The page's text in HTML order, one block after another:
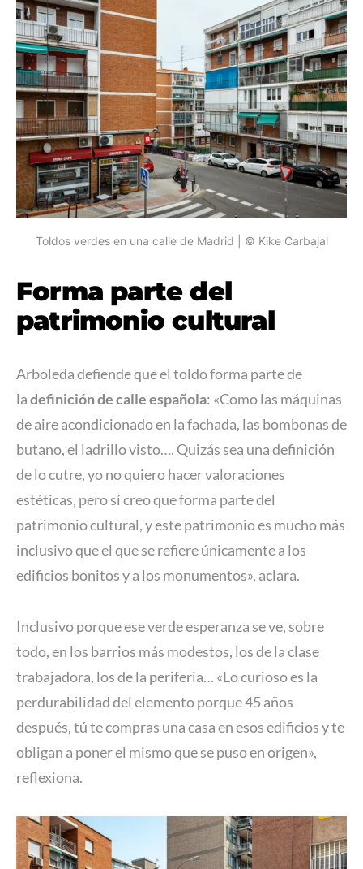
Toldos verdes en una calle de Madrid | © Kike Carbajal
Forma parte del
patrimonio cultural
Arboleda defiende que el toldo forma parte de
ladefinición de calle española: «Como las máquinas
de aire acondicionado en la fachada, las bombonas de
butano, el ladrillo visto…. Quizás sea una definición
de lo cutre, yo no quiero hacer valoraciones
estéticas, pero sí creo que forma parte del
patrimonio cultural, y este patrimonio es mucho más
inclusivo que el que se refiere únicamente a los
edificios bonitos y a los monumentos», aclara.
Inclusivo porque ese verde esperanza se ve, sobre
todo, en los barrios más modestos, los de la clase
trabajadora, los de la periferia… «Lo curioso es la
perdurabilidad del elemento porque 45 años
después, tú te compras una casa en esos edificios y te
obligan a poner el mismo que se puso en origen»,
reflexiona.